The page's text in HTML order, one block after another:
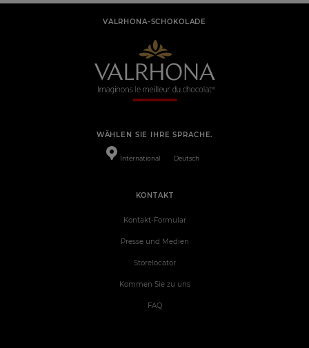
VALRHONA-SCHOKOLADE
WÄHLEN SIE IHRE SPRACHE.
International Deutsch
KONTAKT
Kontakt-Formular
Presse und Medien
Storelocator
Kommen Sie zu uns
FAQ